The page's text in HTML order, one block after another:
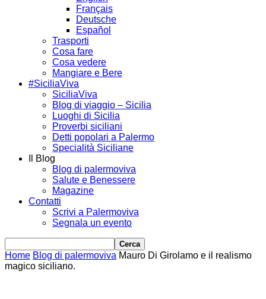
Français
Deutsche
Español
Trasporti
Cosa fare
Cosa vedere
Mangiare e Bere
#SiciliaViva
SiciliaViva
Blog di viaggio – Sicilia
Luoghi di Sicilia
Proverbi siciliani
Detti popolari a Palermo
Specialità Siciliane
Il Blog
Blog di palermoviva
Salute e Benessere
Magazine
Contatti
Scrivi a Palermoviva
Segnala un evento
Home Blog di palermoviva Mauro Di Girolamo e il realismo
magico siciliano.